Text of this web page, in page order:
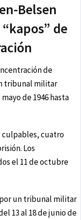
Belsen
de
de
tribunal militar
de 1946 hasta
culpables, cuatro
Los
el 11 de octubre
un tribunal militar
13 al 18 de junio de